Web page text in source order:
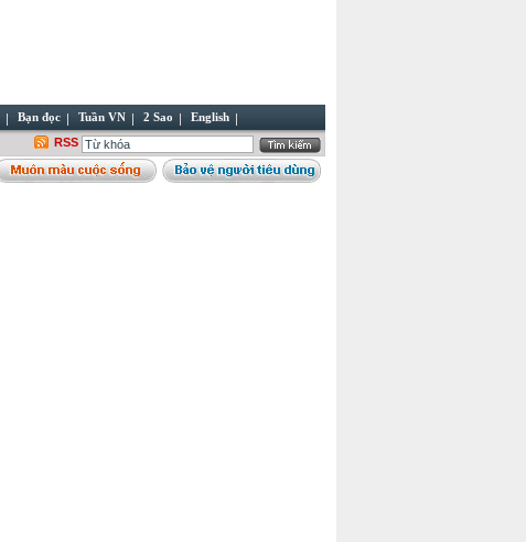
Bạn đọc Tuần VN 2 Sao English
RSS